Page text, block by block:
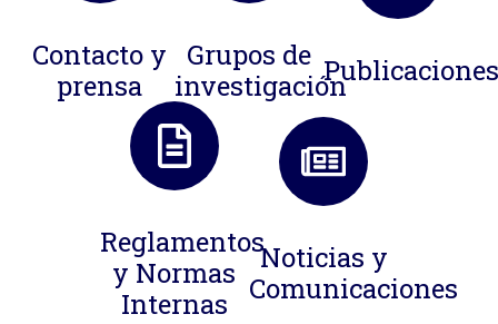
Contacto y
prensa
Grupos de
investigación
Reglamentos
y Normas
Internas
Noticias y
Comunicaciones